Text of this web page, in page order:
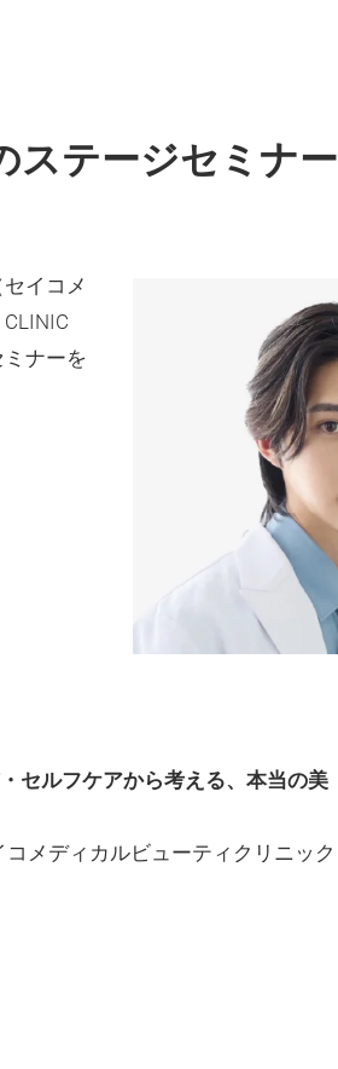
ステージセミナー
イコメ
ナーを
セルフケアから考える、本当の美
メディカルビューティクリニック